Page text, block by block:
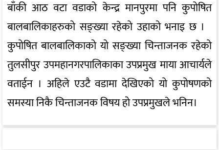
बाँकी आठ वटा वडाको केन्द्र मानपुरमा पनि कुपोषित
बालबालिकाहरुको सङ्ख्या रहेको उहाको भनाइ छ ।
कुपोषित बालबालिकाको यो सङ्ख्या चिन्ताजनक रहेको
तुलसीपुर उपमहानगरपालिकाका उपप्रमुख माया आचार्यले
वताईन । अहिले एउटै वडामा देखिएको यो कुपोषणको
समस्या निकै चिन्ताजनक विषय हो उपप्रमुखले भनिन।